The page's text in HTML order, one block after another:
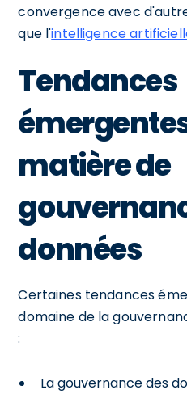
convergence avec
que l'intelligence
Tendances
matière de
données
Certaines tendances
domaine de la
:
La gouvernance des